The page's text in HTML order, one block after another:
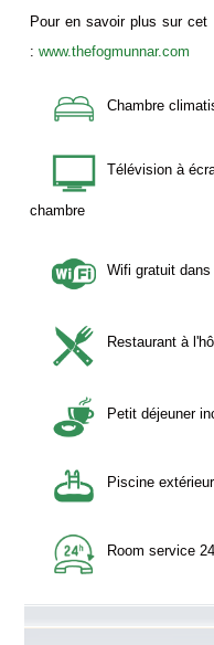
HÔTELS
CONTACT
Pour en savoir plus sur
:www.thefogmunnar.com
Chambre
Télévision à
chambre
Wifi gratuit
Restaurant à
Petit déjeuner
Piscine
Room service